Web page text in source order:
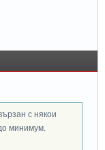
с някои
минимум.